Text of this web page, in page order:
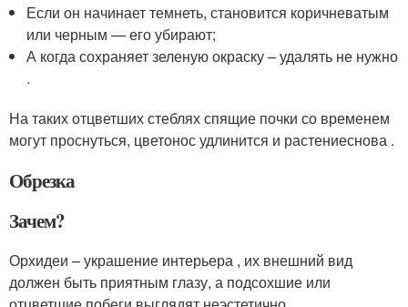
Если он начинает темнеть, становится коричневатым
или черным — его убирают;
А когда сохраняет зеленую окраску – удалять не нужно
.
На таких отцветших стеблях спящие почки со временем
могут проснуться, цветонос удлинится и растениеснова .
Обрезка
Зачем?
Орхидеи – украшение интерьера , их внешний вид
должен быть приятным глазу, а подсохшие или